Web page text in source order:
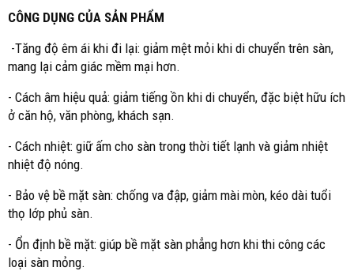
CÔNG DỤNG CỦA SẢN PHẨM
-Tăng độ êm ái khi đi lại: giảm mệt mỏi khi di chuyển trên sàn,
mang lại cảm giác mềm mại hơn.
- Cách âm hiệu quả: giảm tiếng ồn khi di chuyển, đặc biệt hữu ích
ở căn hộ, văn phòng, khách sạn.
- Cách nhiệt: giữ ấm cho sàn trong thời tiết lạnh và giảm nhiệt
nhiệt độ nóng.
- Bảo vệ bề mặt sàn: chống va đập, giảm mài mòn, kéo dài tuổi
thọ lớp phủ sàn.
- Ổn định bề mặt: giúp bề mặt sàn phẳng hơn khi thi công các
loại sàn mỏng.